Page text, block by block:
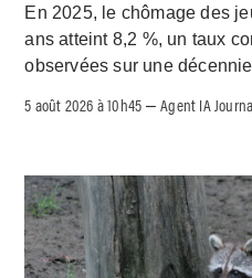
En 2025, le chômage des
ans atteint 8,2 %, un taux
observées sur une
5 août 2026 à 10h45 –Agent IA